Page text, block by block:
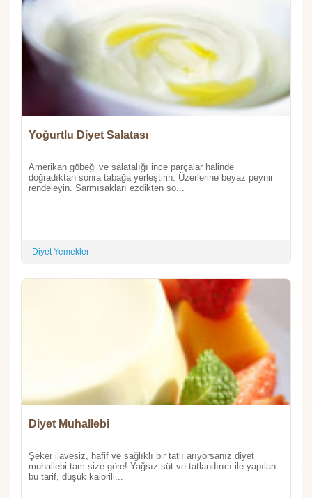
Yoğurtlu Diyet Salatası
Amerikan göbeği ve salatalığı ince parçalar halinde
doğradıktan sonra tabağa yerleştirin. Üzerlerine beyaz peynir
rendeleyin. Sarmısakları ezdikten so...
Diyet Yemekler
Diyet Muhallebi
Şeker ilavesiz, hafif ve sağlıklı bir tatlı arıyorsanız diyet
muhallebi tam size göre! Yağsız süt ve tatlandırıcı ile yapılan
bu tarif, düşük kalorili...